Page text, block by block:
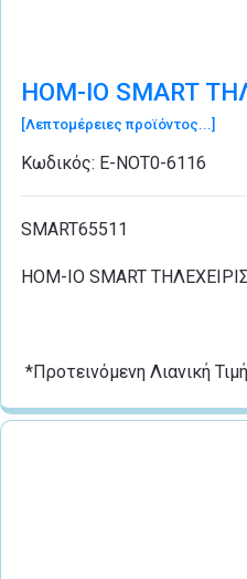
HOM-IO SMART
[Λεπτομέρειες προϊόντος...]
Κωδικός: Ε-ΝΟΤ0-6116
SMART65511
HOM-IO SMART
*Προτεινόμενη Λιανική